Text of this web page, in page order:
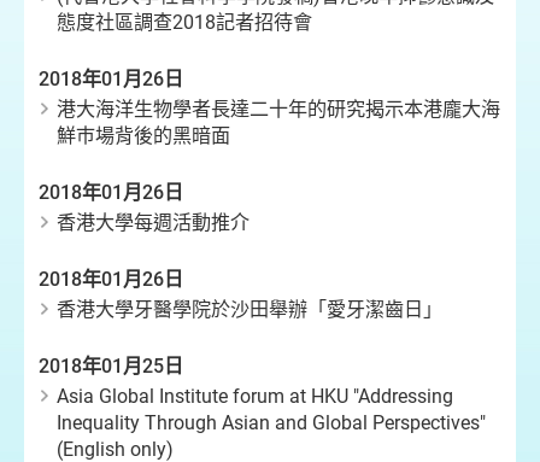
態度社區調查2018記者招待會
2018年01月26日
港大海洋生物學者長達二十年的研究揭示本港龐大海
鮮巿場背後的黑暗面
2018年01月26日
香港大學每週活動推介
2018年01月26日
香港大學牙醫學院於沙田舉辦「愛牙潔齒日」
2018年01月25日
Asia Global Institute forum at HKU "Addressing
Inequality Through Asian and Global Perspectives"
(English only)